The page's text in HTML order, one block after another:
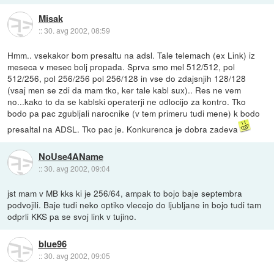
Misak
::30. avg 2002, 08:59
Hmm.. vsekakor bom presaltu na adsl. Tale telemach (ex Link) iz
meseca v mesec bolj propada. Sprva smo mel 512/512, pol
512/256, pol 256/256 pol 256/128 in vse do zdajsnjih 128/128
(vsaj men se zdi da mam tko, ker tale kabl sux).. Res ne vem
no...kako to da se kablski operaterji ne odlocijo za kontro. Tko
bodo pa pac zgubljali narocnike (v tem primeru tudi mene) k bodo
presaltal na ADSL. Tko pac je. Konkurenca je dobra zadeva
NoUse4AName
::30. avg 2002, 09:04
jst mam v MB kks ki je 256/64, ampak to bojo baje septembra
podvojili. Baje tudi neko optiko vlecejo do ljubljane in bojo tudi tam
odprli KKS pa se svoj link v tujino.
blue96
::30. avg 2002, 09:05